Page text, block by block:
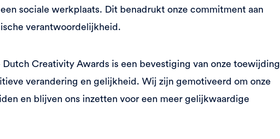
sociale werkplaats. Dit benadrukt onze commitment aan
verantwoordelijkheid.
Creativity Awards is een bevestiging van onze toewijding
verandering en gelijkheid. Wij zijn gemotiveerd om onze
en blijven ons inzetten voor een meer gelijkwaardige